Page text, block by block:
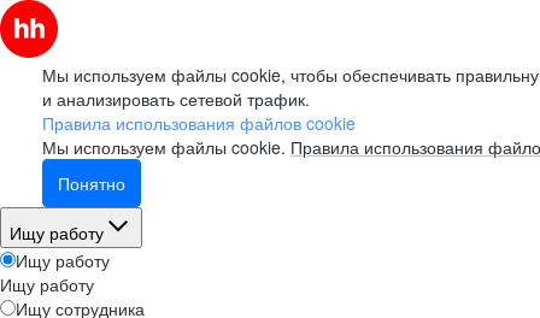
Мы используем файлы cookie, чтобы обеспечивать
и анализировать сетевой трафик.
Правила использования файлов cookie
Мы используем файлы cookie. Правила использования
Понятно
Ищу работу
Ищу работу
Ищу работу
Ищу сотрудника